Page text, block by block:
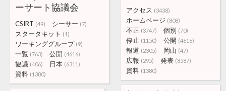
アクセス (3438)
ホームページ (808)
不正 (3747) 個別 (70)
停止 (1150) 公開 (4616)
報道 (2305) 岡山 (47)
広報 (295) 発表 (8587)
資料 (1380)
ーサート協議会
CSIRT (49) シーサー (7)
スタータキット (1)
ワーキンググループ (9)
一覧 (763) 公開 (4616)
協議 (406) 日本 (6311)
資料 (1380)